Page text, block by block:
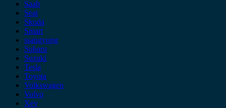
Saab
Seat
Skoda
Smart
ssangyong
Subaru
Suzuki
Tesla
Toyota
Volkswagen
Volvo
Xev